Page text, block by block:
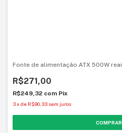
Fonte de alimentação ATX 500W
R$271,00
R$249,32 com Pix
3x de R$90,33 sem juros